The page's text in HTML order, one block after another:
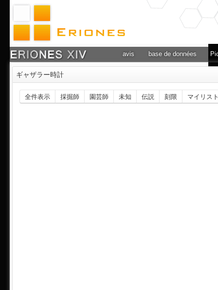
avis base de données
ギャザラー時計
全件表示 採掘師 園芸師 未知 伝説 刻限 マイリス